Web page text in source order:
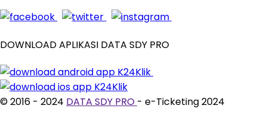
DOWNLOAD APLIKASI DATA SDY PRO
© 2016 - 2024 DATA SDY PRO - e-Ticketing 2024